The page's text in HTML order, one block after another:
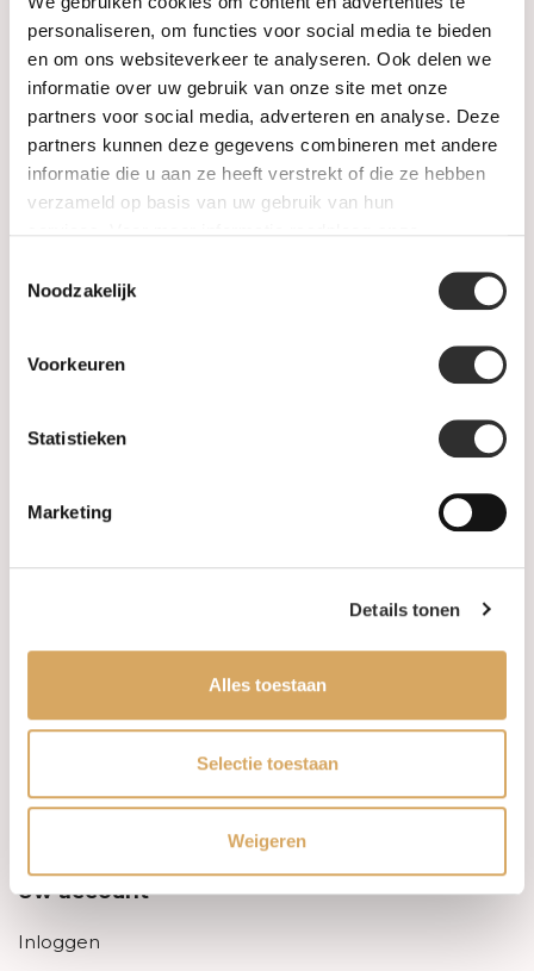
personaliseren, om functies voor social media te bieden
en om ons websiteverkeer te analyseren. Ook delen we
informatie over uw gebruik van onze site met onze
partners voor social media, adverteren en analyse. Deze
partners kunnen deze gegevens combineren met andere
informatie die u aan ze heeft verstrekt of die ze hebben
verzameld op basis van uw gebruik van hun
Noodzakelijk
Voorkeuren
Statistieken
Marketing
Details tonen
Alles toestaan
Selectie toestaan
Weigeren
Juwelen
Trouwringen
PRE-OWNED
Informatie
Leveringsvoorwaarden
Privacy Policy
Uw account
Inloggen